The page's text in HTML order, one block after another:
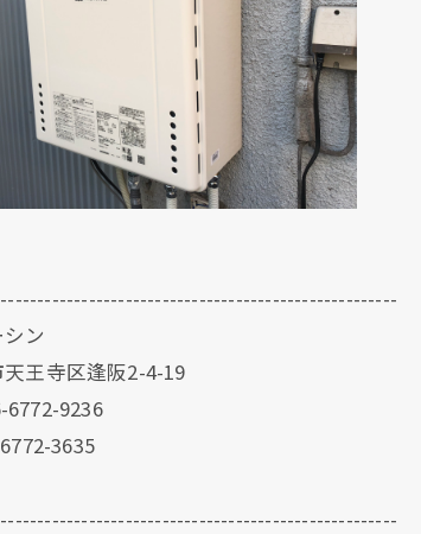
ン
王寺区逢阪2-4-19
6772-9236
3635